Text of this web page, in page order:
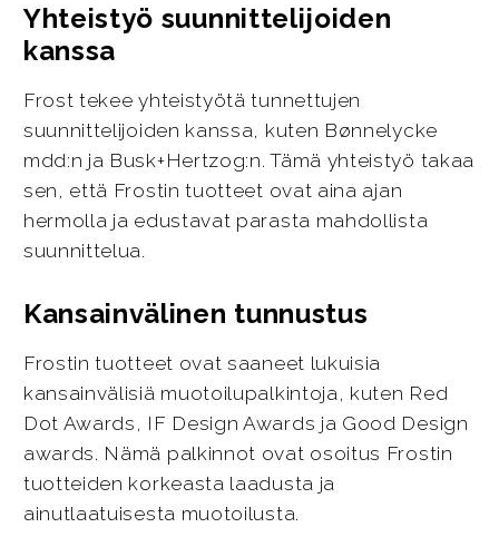
Yhteistyö suunnittelijoiden
kanssa
Frost tekee yhteistyötä tunnettujen
suunnittelijoiden kanssa, kuten Bønnelycke
mdd:n ja Busk+Hertzog:n. Tämä yhteistyö takaa
sen, että Frostin tuotteet ovat aina ajan
hermolla ja edustavat parasta mahdollista
suunnittelua.
Kansainvälinen tunnustus
Frostin tuotteet ovat saaneet lukuisia
kansainvälisiä muotoilupalkintoja, kuten Red
Dot Awards, IF Design Awards ja Good Design
awards. Nämä palkinnot ovat osoitus Frostin
tuotteiden korkeasta laadusta ja
ainutlaatuisesta muotoilusta.